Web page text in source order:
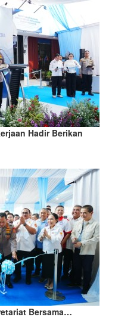
Hadir Berikan
Bersama…